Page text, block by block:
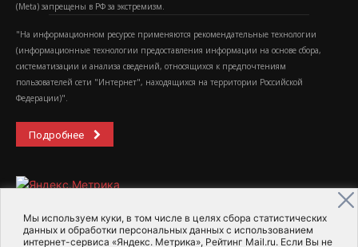
Мы используем куки, в том числе в целях сбора статистических
данных и обработки персональных данных с использованием
интернет-сервиса «Яндекс. Метрика», Рейтинг Mail.ru. Если Вы не
(Metа) запрещены в РФ за экстремизм.
"На информационном ресурсе применяются рекомендательные технологии
(информационные технологии предоставления информации на основе сбора,
систематизации и анализа сведений, относящихся к предпочтениям
пользователей сети "Интернет", находящихся на территории Российской
Федерации)".
Подробнее